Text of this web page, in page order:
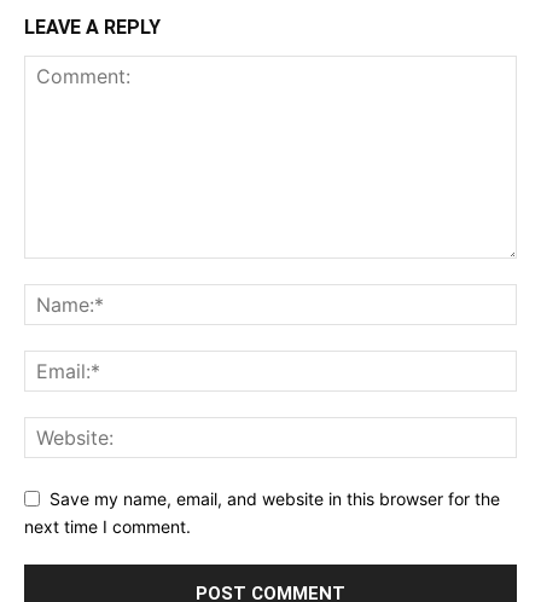
LEAVE A REPLY
Save my name, email, and website in this browser for the
next time I comment.